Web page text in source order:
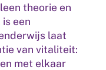
theorie en
een
laat
van vitaliteit:
met elkaar